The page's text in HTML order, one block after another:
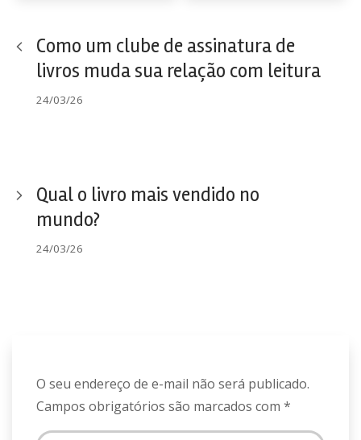
Como um clube de assinatura de
livros muda sua relação com leitura
24/03/26
Qual o livro mais vendido no
mundo?
24/03/26
O seu endereço de e-mail não será publicado.
Campos obrigatórios são marcados com *